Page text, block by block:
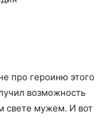
про героиню этого
возможность
свете мужем. И вот